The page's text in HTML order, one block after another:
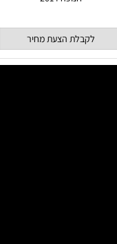
לקבלת הצעת מחיר